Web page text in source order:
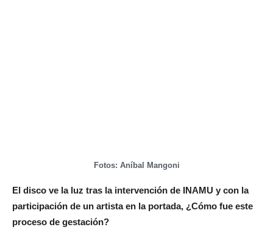
Fotos: Aníbal Mangoni
El disco ve la luz tras la intervención de INAMU y con la
participación de un artista en la portada, ¿Cómo fue este
proceso de gestación?